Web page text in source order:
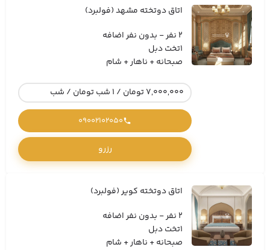
اتاق دوتخته مشهد (فولبرد)
2 نفر - بدون نفر اضافه
1تخت دبل
صبحانه + ناهار + شام
7,000,000 تومان / 1 شب تومان / شب
09002102050
رزرو
اتاق دوتخته کویر (فولبرد)
2 نفر - بدون نفر اضافه
1تخت دبل
صبحانه + ناهار + شام